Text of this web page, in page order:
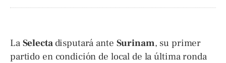
La Selecta disputará ante Surinam, su primer
partido en condición de local de la última ronda